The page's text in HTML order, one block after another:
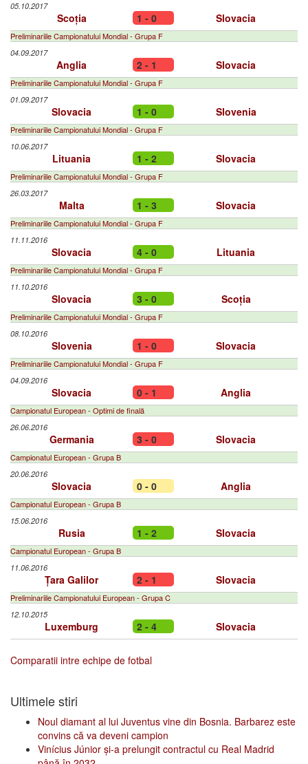
05.10.2017
Scoția 1 - 0 Slovacia
Preliminariile Campionatului Mondial - Grupa F
04.09.2017
Anglia 2 - 1 Slovacia
Preliminariile Campionatului Mondial - Grupa F
01.09.2017
Slovacia 1 - 0 Slovenia
Preliminariile Campionatului Mondial - Grupa F
10.06.2017
Lituania 1 - 2 Slovacia
Preliminariile Campionatului Mondial - Grupa F
26.03.2017
Malta 1 - 3 Slovacia
Preliminariile Campionatului Mondial - Grupa F
11.11.2016
Slovacia 4 - 0 Lituania
Preliminariile Campionatului Mondial - Grupa F
11.10.2016
Slovacia 3 - 0 Scoția
Preliminariile Campionatului Mondial - Grupa F
08.10.2016
Slovenia 1 - 0 Slovacia
Preliminariile Campionatului Mondial - Grupa F
04.09.2016
Slovacia 0 - 1 Anglia
Campionatul European - Optimi de finală
26.06.2016
Germania 3 - 0 Slovacia
Campionatul European - Grupa B
20.06.2016
Slovacia 0 - 0 Anglia
Campionatul European - Grupa B
15.06.2016
Rusia 1 - 2 Slovacia
Campionatul European - Grupa B
11.06.2016
Țara Galilor 2 - 1 Slovacia
Preliminariile Campionatului European - Grupa C
12.10.2015
Luxemburg 2 - 4 Slovacia
Comparatii intre echipe de fotbal
Ultimele stiri
Noul diamant al lui Juventus vine din Bosnia. Barbarez este
convins că va deveni campion
Vinícius Júnior și-a prelungit contractul cu Real Madrid